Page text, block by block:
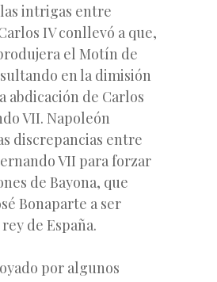
las intrigas entre
IV conllevó a que,
el Motín de
en la dimisión
abdicación de Carlos
VII. Napoleón
discrepancias entre
VII para forzar
de Bayona, que
Bonaparte a ser
de España.
por algunos